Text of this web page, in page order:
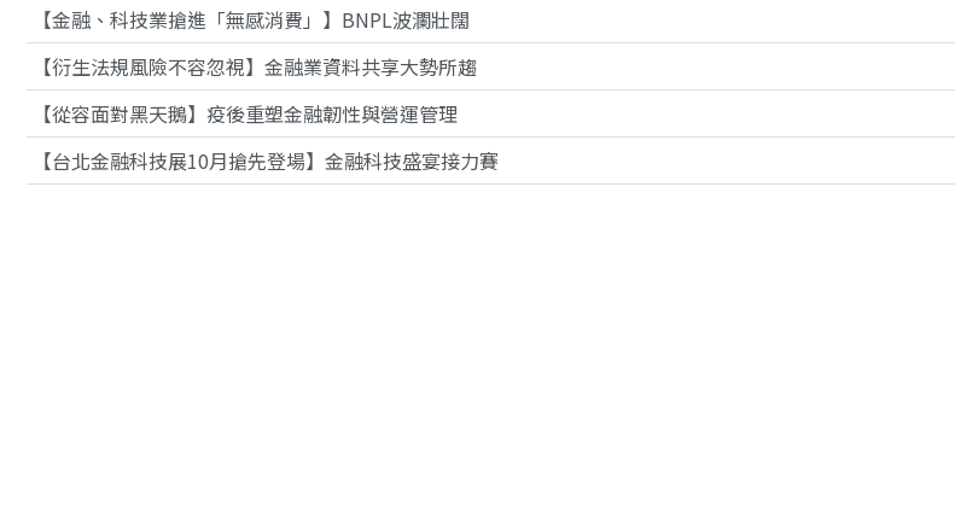
【金融、科技業搶進「無感消費」】BNPL波瀾壯闊
【衍生法規風險不容忽視】金融業資料共享大勢所趨
【從容面對黑天鵝】疫後重塑金融韌性與營運管理
【台北金融科技展10月搶先登場】金融科技盛宴接力賽